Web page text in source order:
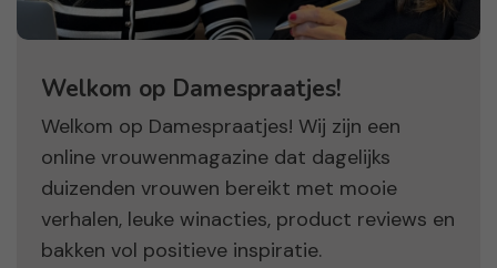
Welkom op Damespraatjes!
Welkom op Damespraatjes! Wij zijn een
online vrouwenmagazine dat dagelijks
duizenden vrouwen bereikt met mooie
verhalen, leuke winacties, product reviews en
bakken vol positieve inspiratie.